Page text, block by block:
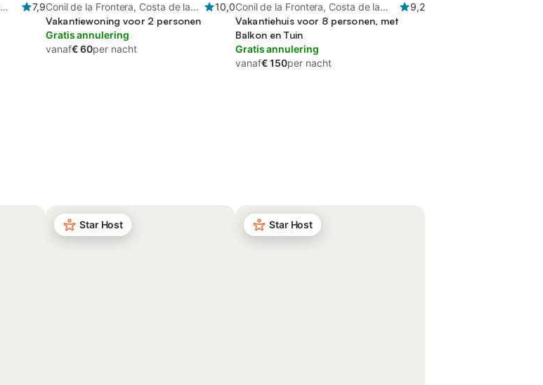
7,9Conil de la Frontera, Costa de la
Luz
10,0
Vakantiewoning voor 2 personen
Gratis annulering
vanaf€ 60per nacht
Conil de la Frontera, Costa de la
Luz
9,2
Vakantiehuis voor 8 personen, met
Balkon en Tuin
Gratis annulering
vanaf€ 150per nacht
Star Host Star Host